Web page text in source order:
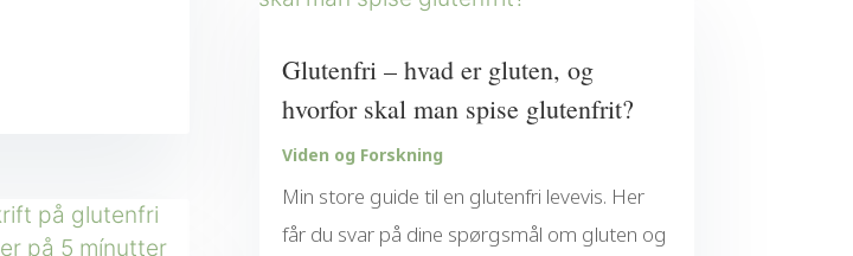
Glutenfri – hvad er gluten, og
hvorfor skal man spise glutenfrit?
Viden og Forskning
Min store guide til en glutenfri levevis. Her
får du svar på dine spørgsmål om gluten og